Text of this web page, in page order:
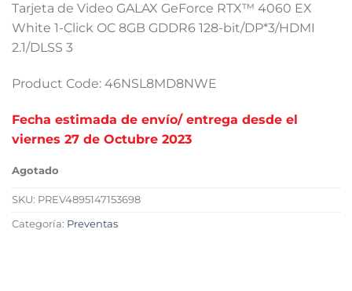
Tarjeta de Video GALAX GeForce RTX™ 4060 EX
White 1-Click OC 8GB GDDR6 128-bit/DP*3/HDMI
2.1/DLSS 3
Product Code: 46NSL8MD8NWE
Fecha estimada de envío/ entrega desde el
viernes 27 de Octubre 2023
Agotado
SKU: PREV4895147153698
Categoría: Preventas